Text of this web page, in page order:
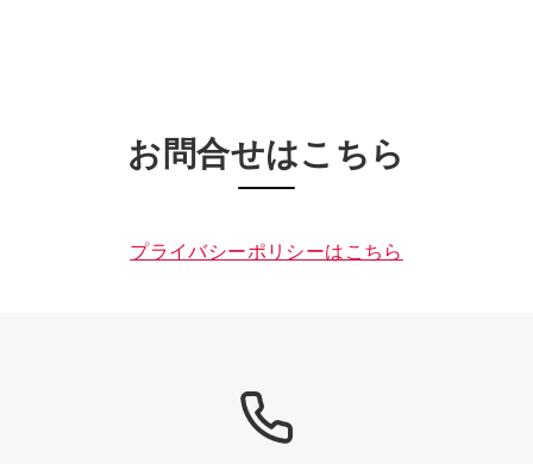
お問合せはこちら
プライバシーポリシーはこちら